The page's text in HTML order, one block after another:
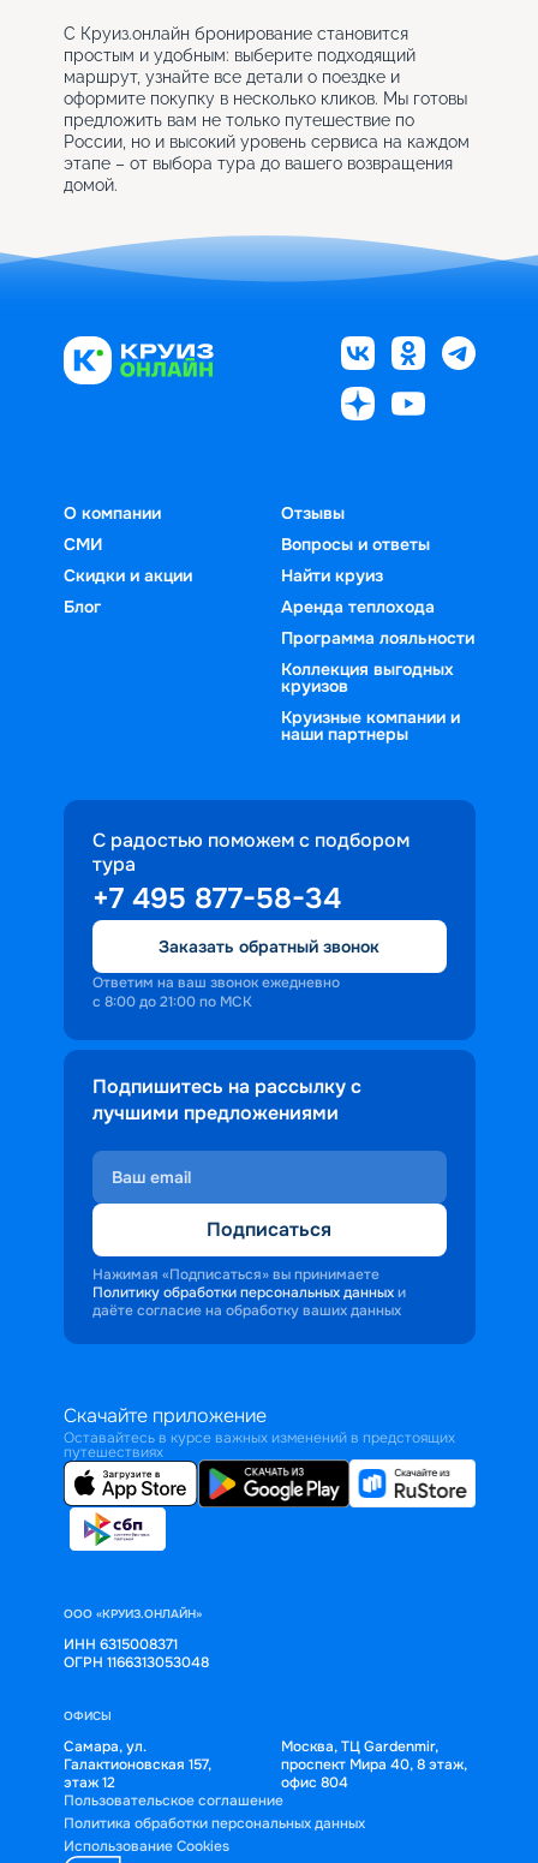
С Круиз.онлайн бронирование становится
простым и удобным: выберите подходящий
маршрут, узнайте все детали о поездке и
оформите покупку в несколько кликов. Мы готовы
предложить вам не только путешествие по
России, но и высокий уровень сервиса на каждом
этапе – от выбора тура до вашего возвращения
домой.
О компании
СМИ
Скидки и акции
Блог
Отзывы
Вопросы и ответы
Найти круиз
Аренда теплохода
Программа лояльности
Коллекция выгодных
круизов
Круизные компании и
наши партнеры
С радостью поможем с подбором
тура
+7 495 877-58-34
Заказать обратный звонок
Ответим на ваш звонок ежедневно
с 8:00 до 21:00 по МСК
Подпишитесь на рассылку с
лучшими предложениями
Подписаться
Нажимая «Подписаться» вы принимаете
Политику обработки персональных данных и
даёте согласие на обработку ваших данных
Скачайте приложение
Оставайтесь в курсе важных изменений в предстоящих
путешествиях
ООО «КРУИЗ.ОНЛАЙН»
ИНН 6315008371
ОГРН 1166313053048
ОФИСЫ
Самара, ул.
Галактионовская 157,
этаж 12
Москва, ТЦ Gardenmir,
проспект Мира 40, 8 этаж,
офис 804
Пользовательское соглашение
Политика обработки персональных данных
Использование Cookies